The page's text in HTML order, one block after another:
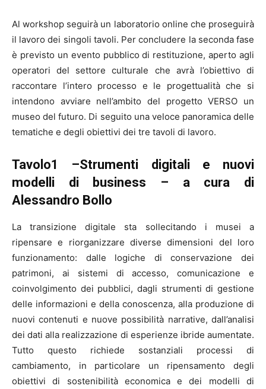
Al workshop seguirà un laboratorio online che proseguirà
il lavoro dei singoli tavoli. Per concludere la seconda fase
è previsto un evento pubblico di restituzione, aperto agli
operatori del settore culturale che avrà l’obiettivo di
raccontare l’intero processo e le progettualità che si
intendono avviare nell’ambito del progetto VERSO un
museo del futuro. Di seguito una veloce panoramica delle
tematiche e degli obiettivi dei tre tavoli di lavoro.
Tavolo1 –Strumenti digitali e nuovi
modelli di business – a cura di
Alessandro Bollo
La transizione digitale sta sollecitando i musei a
ripensare e riorganizzare diverse dimensioni del loro
funzionamento: dalle logiche di conservazione dei
patrimoni, ai sistemi di accesso, comunicazione e
coinvolgimento dei pubblici, dagli strumenti di gestione
delle informazioni e della conoscenza, alla produzione di
nuovi contenuti e nuove possibilità narrative, dall’analisi
dei dati alla realizzazione di esperienze ibride aumentate.
Tutto questo richiede sostanziali processi di
cambiamento, in particolare un ripensamento degli
obiettivi di sostenibilità economica e dei modelli di